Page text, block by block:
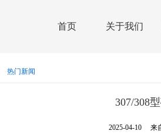
首页 关于我们
热门新闻
307/308
2025-04-10 来